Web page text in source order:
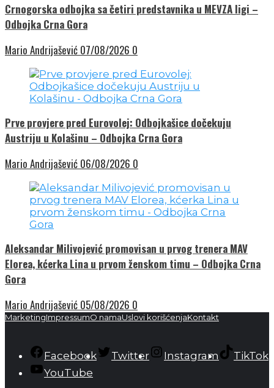
Crnogorska odbojka sa četiri predstavnika u MEVZA ligi –
Odbojka Crna Gora
Mario Andrijašević 07/08/2026 0
Prve provjere pred Eurovolej: Odbojkašice dočekuju
Austriju u Kolašinu – Odbojka Crna Gora
Mario Andrijašević 06/08/2026 0
Aleksandar Milivojević promovisan u prvog trenera MAV
Elorea, kćerka Lina u prvom ženskom timu – Odbojka Crna
Gora
Mario Andrijašević 05/08/2026 0
MarketingImpressumO namaUslovi korišćenjaKontakt
Facebook Twitter Instagram
TikTok
YouTube